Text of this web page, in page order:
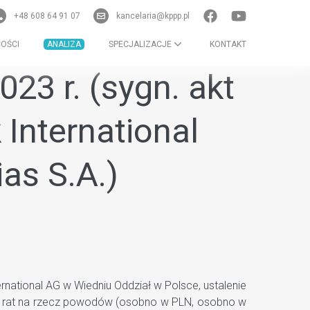
+48 608 64 91 07 kancelaria@kppp.pl
ANALIZA SPECJALIZACJE KONTAKT
r. (sygn. akt
International
S.A.)
AG w Wiedniu Oddział w Polsce, ustalenie
na rzecz powodów (osobno w PLN, osobno w